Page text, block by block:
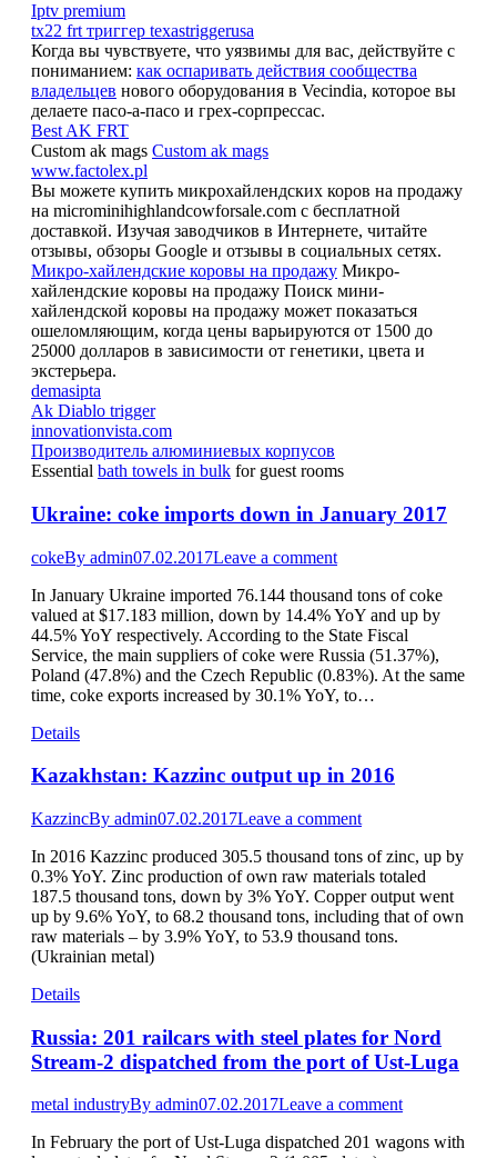
Iptv premium
tx22 frt триггер texastriggerusa
Когда вы чувствуете, что уязвимы для вас, действуйте с
пониманием: как оспаривать действия сообщества
владельцев нового оборудования в Vecindia, которое вы
делаете пасо-а-пасо и грех-сорпрессас.
Best AK FRT
Custom ak mags Custom ak mags
www.factolex.pl
Вы можете купить микрохайлендских коров на продажу
на microminihighlandcowforsale.com с бесплатной
доставкой. Изучая заводчиков в Интернете, читайте
отзывы, обзоры Google и отзывы в социальных сетях.
Микро-хайлендские коровы на продажу Микро-
хайлендские коровы на продажу Поиск мини-
хайлендской коровы на продажу может показаться
ошеломляющим, когда цены варьируются от 1500 до
25000 долларов в зависимости от генетики, цвета и
экстерьера.
demasipta
Ak Diablo trigger
innovationvista.com
Производитель алюминиевых корпусов
Essential bath towels in bulk for guest rooms
Ukraine: coke imports down in January 2017
cokeBy admin07.02.2017Leave a comment
In January Ukraine imported 76.144 thousand tons of coke
valued at $17.183 million, down by 14.4% YoY and up by
44.5% YoY respectively. According to the State Fiscal
Service, the main suppliers of coke were Russia (51.37%),
Poland (47.8%) and the Czech Republic (0.83%). At the same
time, coke exports increased by 30.1% YoY, to…
Details
Kazakhstan: Kazzinc output up in 2016
KazzincBy admin07.02.2017Leave a comment
In 2016 Kazzinc produced 305.5 thousand tons of zinc, up by
0.3% YoY. Zinc production of own raw materials totaled
187.5 thousand tons, down by 3% YoY. Copper output went
up by 9.6% YoY, to 68.2 thousand tons, including that of own
raw materials – by 3.9% YoY, to 53.9 thousand tons.
(Ukrainian metal)
Details
Russia: 201 railcars with steel plates for Nord
Stream-2 dispatched from the port of Ust-Luga
metal industryBy admin07.02.2017Leave a comment
In February the port of Ust-Luga dispatched 201 wagons with